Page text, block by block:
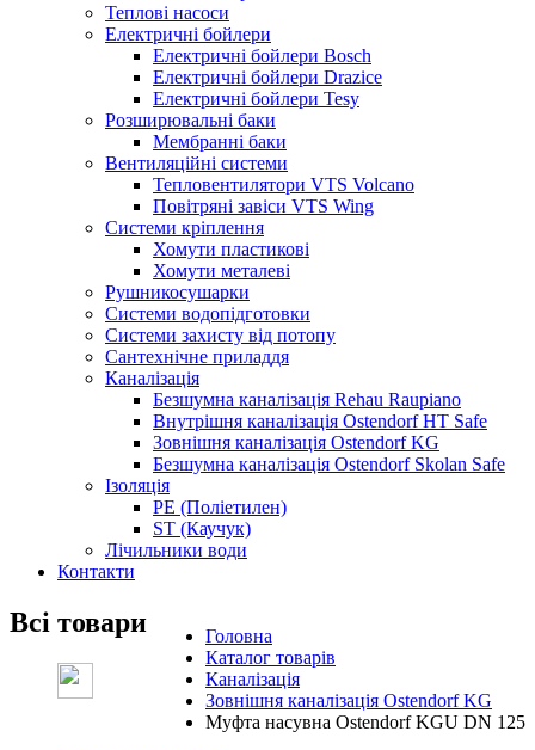
Теплові насоси
Електричні бойлери
Електричні бойлери Bosch
Електричні бойлери Drazice
Електричні бойлери Tesy
Розширювальні баки
Мембранні баки
Вентиляційні системи
Тепловентилятори VTS Volcano
Повітряні завіси VTS Wing
Системи кріплення
Хомути пластикові
Хомути металеві
Рушникосушарки
Системи водопідготовки
Системи захисту від потопу
Сантехнічне приладдя
Каналізація
Безшумна каналізація Rehau Raupiano
Внутрішня каналізація Ostendorf HT Safe
Зовнішня каналізація Ostendorf KG
Безшумна каналізація Ostendorf Skolan Safe
Ізоляція
PE (Поліетилен)
ST (Каучук)
Лічильники води
Контакти
Головна
Каталог товарів
Каналізація
Зовнішня каналізація Ostendorf KG
Муфта насувна Ostendorf KGU DN 125
Всі товари